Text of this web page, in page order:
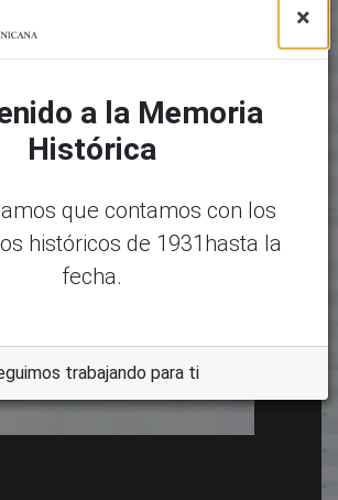
×
a la Memoria
Histórica
que contamos con los
históricos de 1931hasta la
fecha.
trabajando para ti